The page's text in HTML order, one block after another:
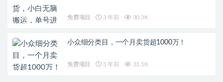
免费项目 3 年前 30.3K
小众细分类目，一个月卖货超1000万！
免费项目 3 年前 33.1K